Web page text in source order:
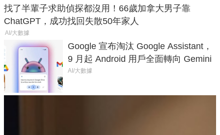
找了半輩子求助偵探都沒用！66歲加拿大男子靠
ChatGPT，成功找回失散50年家人
AI/大數據
Google 宣布淘汰 Google Assistant，
9 月起 Android 用戶全面轉向 Gemini
AI/大數據